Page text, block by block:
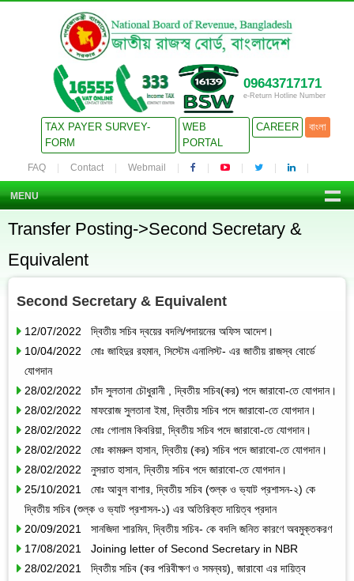
09643717171
e-Return Hotline Number
TAX PAYER SURVEY-
FORM
WEB
PORTAL
CAREER বাংলা
FAQ Contact Webmail
MENU
Transfer Posting->Second Secretary &
Equivalent
Second Secretary & Equivalent
12/07/2022 দ্বিতীয় সচিব দ্বয়ের বদলি/পদায়নের অফিস আদেশ।
10/04/2022 মোঃ জাহিদুর রহমান, সিস্টেম এনালিস্ট- এর জাতীয় রাজস্ব বোর্ডে
যোগদান
28/02/2022 চাঁদ সুলতানা চৌধুরানী , দ্বিতীয় সচিব(কর) পদে জারাবো-তে যোগদান।
28/02/2022 মাফরোজ সুলতানা ইমা, দ্বিতীয় সচিব পদে জারাবো-তে যোগদান।
28/02/2022 মোঃ গোলাম কিবরিয়া, দ্বিতীয় সচিব পদে জারাবো-তে যোগদান।
28/02/2022 মোঃ কামরুল হাসান, দ্বিতীয় (কর) সচিব পদে জারাবো-তে যোগদান।
28/02/2022 নুসরাত হাসান, দ্বিতীয় সচিব পদে জারাবো-তে যোগদান।
25/10/2021 মোঃ আবুল বাশার, দ্বিতীয় সচিব (শুল্ক ও ভ্যাট প্রশাসন-২) কে
দ্বিতীয় সচিব (শুল্ক ও ভ্যাট প্রশাসন-১) এর অতিরিক্ত দায়িত্ব প্রদান
20/09/2021 সানজিদা শারমিন, দ্বিতীয় সচিব- কে বদলি জনিত কারণে অবমুক্তকরণ
17/08/2021 Joining letter of Second Secretary in NBR
28/02/2021 দ্বিতীয় সচিব (কর পরিবীক্ষণ ও সমন্বয়), জারাবো এর দায়িত্ব